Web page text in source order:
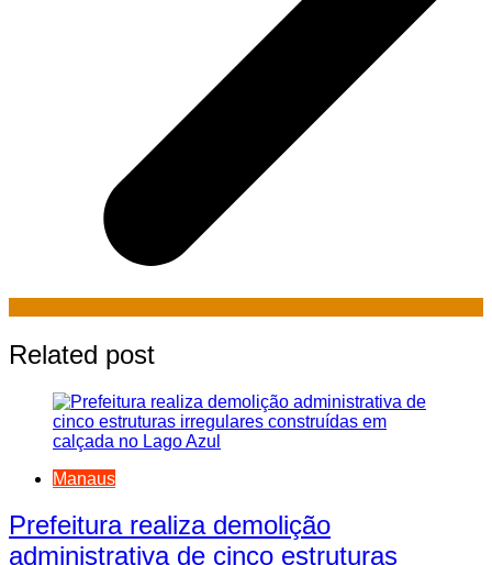
Related post
Manaus
Prefeitura realiza demolição
administrativa de cinco estruturas